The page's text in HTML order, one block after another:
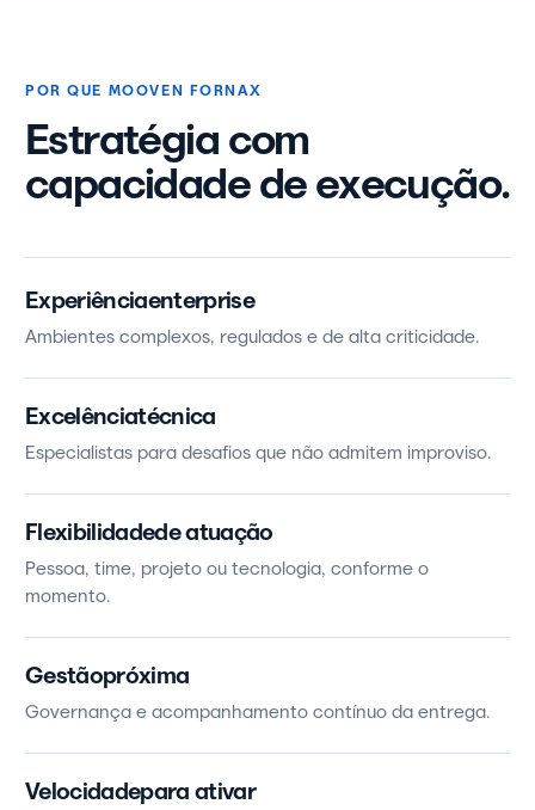
POR QUE MOOVEN FORNAX
Estratégia com
capacidade de execução.
Experiênciaenterprise
Ambientes complexos, regulados e de alta criticidade.
Excelênciatécnica
Especialistas para desafios que não admitem improviso.
Flexibilidadede atuação
Pessoa, time, projeto ou tecnologia, conforme o
momento.
Gestãopróxima
Governança e acompanhamento contínuo da entrega.
Velocidadepara ativar